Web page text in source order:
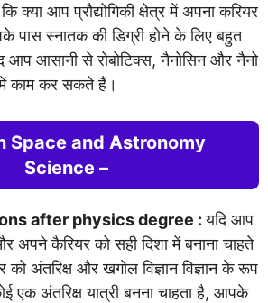
क्या आप प्रौद्योगिकी क्षेत्र में अपना करियर
पास स्नातक की डिग्री होने के लिए बहुत
आप आसानी से रोबोटिक्स, नैनोसिन और नैनो
में काम कर सकते हैं।
Space and Astronomy
Science–
after physics degree :यदि आप
अपने कैरियर को सही दिशा में बनाना चाहते
अंतरिक्ष और खगोल विज्ञान विज्ञान के रूप
एक अंतरिक्ष यात्री बनना चाहता है, आपके